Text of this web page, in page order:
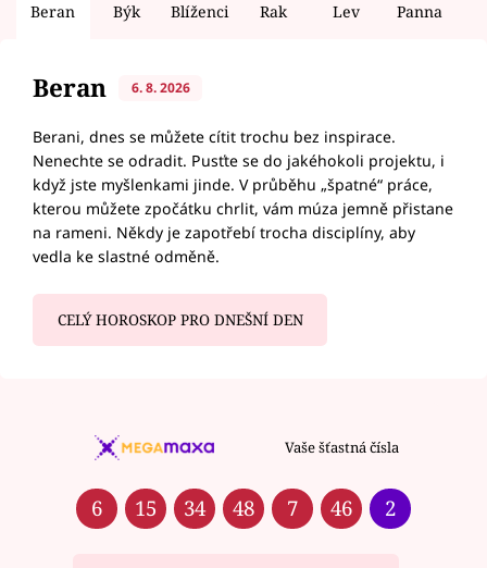
Beran Býk Blíženci Rak Lev Panna
Beran 6. 8. 2026
Berani, dnes se můžete cítit trochu bez inspirace.
Nenechte se odradit. Pusťte se do jakéhokoli projektu, i
když jste myšlenkami jinde. V průběhu „špatné“ práce,
kterou můžete zpočátku chrlit, vám múza jemně přistane
na rameni. Někdy je zapotřebí trocha disciplíny, aby
vedla ke slastné odměně.
CELÝ HOROSKOP PRO DNEŠNÍ DEN
Vaše šťastná čísla
6 15 34 48 7 46 2